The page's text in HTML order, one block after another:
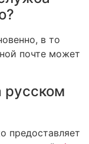
в то
почте может
русском
предоставляет